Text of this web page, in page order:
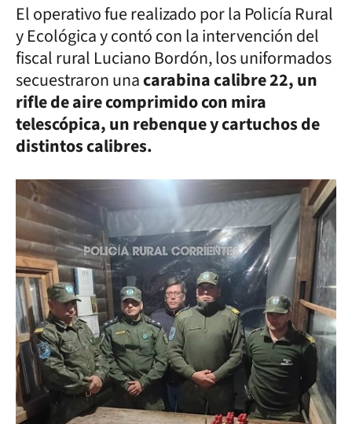
El operativo fue realizado por la Policía Rural
y Ecológica y contó con la intervención del
fiscal rural Luciano Bordón, los uniformados
secuestraron unacarabina calibre 22, un
rifle de aire comprimido con mira
telescópica, un rebenque y cartuchos de
distintos calibres.